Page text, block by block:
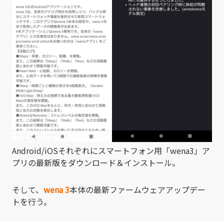
Android/iOSそれぞれにスマートフォン用「wena3」ア
プリの最新版をダウンロード＆インストール。
そして、 wena 3本体の最新ファームウェアアップデー
トを行う。